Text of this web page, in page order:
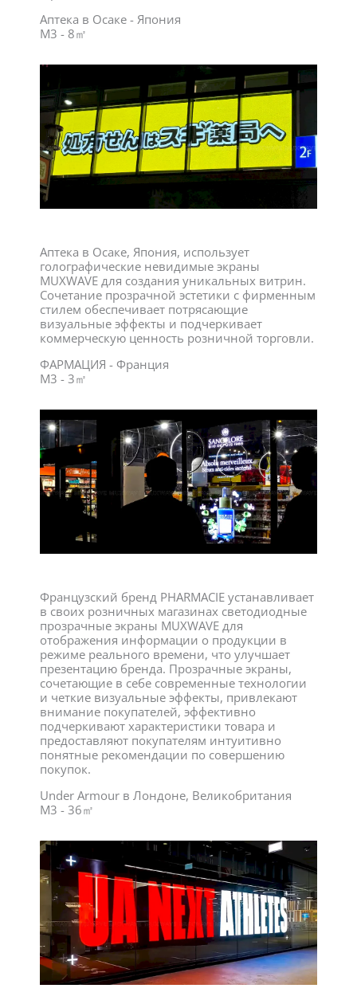
Аптека в Осаке - Япония
M3 - 8㎡
Аптека в Осаке, Япония, использует
голографические невидимые экраны
MUXWAVE для создания уникальных витрин.
Сочетание прозрачной эстетики с фирменным
стилем обеспечивает потрясающие
визуальные эффекты и подчеркивает
коммерческую ценность розничной торговли.
ФАРМАЦИЯ - Франция
M3 - 3㎡
Французский бренд PHARMACIE устанавливает
в своих розничных магазинах светодиодные
прозрачные экраны MUXWAVE для
отображения информации о продукции в
режиме реального времени, что улучшает
презентацию бренда. Прозрачные экраны,
сочетающие в себе современные технологии
и четкие визуальные эффекты, привлекают
внимание покупателей, эффективно
подчеркивают характеристики товара и
предоставляют покупателям интуитивно
понятные рекомендации по совершению
покупок.
Under Armour в Лондоне, Великобритания
M3 - 36㎡